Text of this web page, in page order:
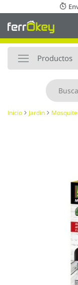
al
contenido
Productos
Inicio Jardin